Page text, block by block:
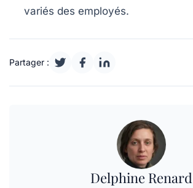
variés des employés.
Partager :
Delphine Renard